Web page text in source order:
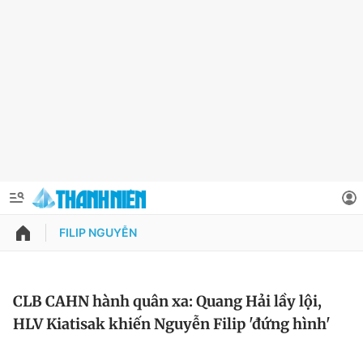
QUẢNG CÁO
Thông tin tài khoản
Đổi mật khẩu
FILIP NGUYỄN
CLB CAHN hành quân xa: Quang Hải lầy lội,
HLV Kiatisak khiến Nguyễn Filip 'đứng hình'